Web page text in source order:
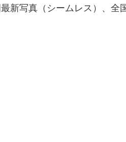
新写真（シームレス）、全